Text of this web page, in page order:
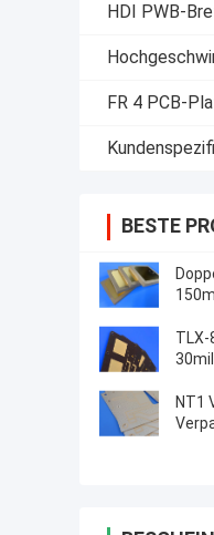
HDI PWB-
FR 4 PCB-
BESTE
TLX-
NT1